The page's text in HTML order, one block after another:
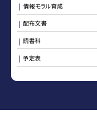
情報モラル育成
配布文書
読書科
予定表